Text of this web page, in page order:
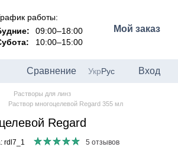
работы:
09:00–18:00
10:00–15:00
Мой заказ
Сравнение УкрРус Вход
Растворы для линз
Раствор многоцелевой Regard 355 мл
Regard
rdl7_1 5 отзывов